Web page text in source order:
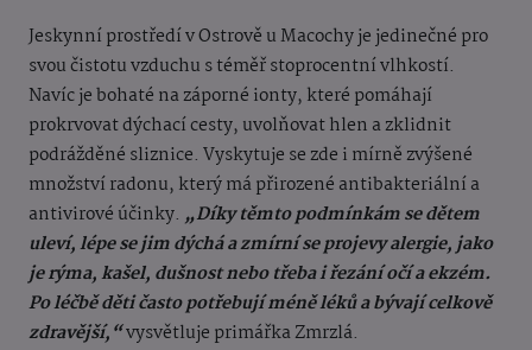
Jeskynní prostředí v Ostrově u Macochy je jedinečné pro
svou čistotu vzduchu s téměř stoprocentní vlhkostí.
Navíc je bohaté na záporné ionty, které pomáhají
prokrvovat dýchací cesty, uvolňovat hlen a zklidnit
podrážděné sliznice. Vyskytuje se zde i mírně zvýšené
množství radonu, který má přirozené antibakteriální a
antivirové účinky. „Díky těmto podmínkám se dětem
uleví, lépe se jim dýchá a zmírní se projevy alergie, jako
je rýma, kašel, dušnost nebo třeba i řezání očí a ekzém.
Po léčbě děti často potřebují méně léků a bývají celkově
zdravější,“vysvětluje primářka Zmrzlá.